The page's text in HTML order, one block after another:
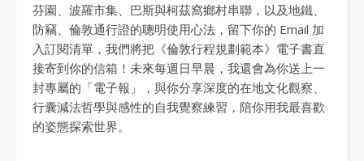
芬園、波羅市集、巴斯與柯茲窩鄉村串聯，以及地鐵、
防竊、倫敦通行證的聰明使用心法，留下你的 Email 加
入訂閱清單，我們將把《倫敦行程規劃範本》電子書直
接寄到你的信箱！未來每週日早晨，我還會為你送上一
封專屬的「電子報」，與你分享深度的在地文化觀察、
行囊減法哲學與感性的自我覺察練習，陪你用我最喜歡
的姿態探索世界。